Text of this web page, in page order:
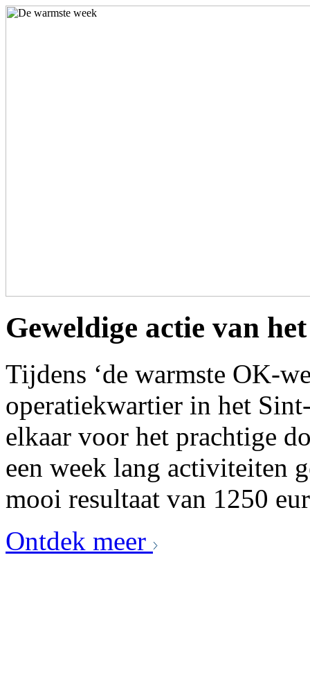
Geweldige actie van
Tijdens ‘de warmste OK-
operatiekwartier in het
elkaar voor het prachtige
een week lang activiteiten
mooi resultaat van 1250
Ontdek meer